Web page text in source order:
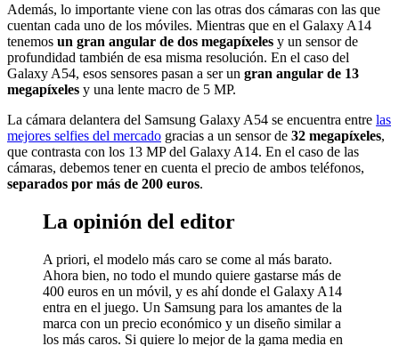
Además, lo importante viene con las otras dos cámaras con las que
cuentan cada uno de los móviles. Mientras que en el Galaxy A14
tenemos un gran angular de dos megapíxeles y un sensor de
profundidad también de esa misma resolución. En el caso del
Galaxy A54, esos sensores pasan a ser un gran angular de 13
megapíxeles y una lente macro de 5 MP.
La cámara delantera del Samsung Galaxy A54 se encuentra entre las
mejores selfies del mercado gracias a un sensor de 32 megapíxeles,
que contrasta con los 13 MP del Galaxy A14. En el caso de las
cámaras, debemos tener en cuenta el precio de ambos teléfonos,
separados por más de 200 euros.
La opinión del editor
A priori, el modelo más caro se come al más barato.
Ahora bien, no todo el mundo quiere gastarse más de
400 euros en un móvil, y es ahí donde el Galaxy A14
entra en el juego. Un Samsung para los amantes de la
marca con un precio económico y un diseño similar a
los más caros. Si quiere lo mejor de la gama media en